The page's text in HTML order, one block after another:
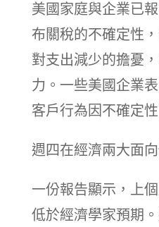
美國家庭與企業已
布關稅的不確定性
對支出減少的擔憂
力。一些美國企業
客戶行為因不確定
週四在經濟兩大面
一份報告顯示，上
低於經濟學家預期